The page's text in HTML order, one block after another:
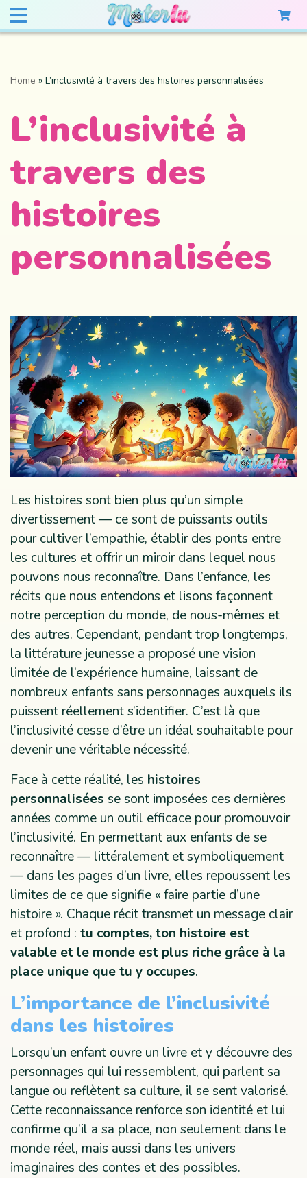
Home » L’inclusivité à travers des histoires personnalisées
L’inclusivité à
travers des
histoires
personnalisées
Les histoires sont bien plus qu’un simple
divertissement — ce sont de puissants outils
pour cultiver l’empathie, établir des ponts entre
les cultures et offrir un miroir dans lequel nous
pouvons nous reconnaître. Dans l’enfance, les
récits que nous entendons et lisons façonnent
notre perception du monde, de nous-mêmes et
des autres. Cependant, pendant trop longtemps,
la littérature jeunesse a proposé une vision
limitée de l’expérience humaine, laissant de
nombreux enfants sans personnages auxquels ils
puissent réellement s’identifier. C’est là que
l’inclusivité cesse d’être un idéal souhaitable pour
devenir une véritable nécessité.
Face à cette réalité, les histoires
personnalisées se sont imposées ces dernières
années comme un outil efficace pour promouvoir
l’inclusivité. En permettant aux enfants de se
reconnaître — littéralement et symboliquement
— dans les pages d’un livre, elles repoussent les
limites de ce que signifie « faire partie d’une
histoire ». Chaque récit transmet un message clair
et profond : tu comptes, ton histoire est
valable et le monde est plus riche grâce à la
place unique que tu y occupes.
L’importance de l’inclusivité
dans les histoires
Lorsqu’un enfant ouvre un livre et y découvre des
personnages qui lui ressemblent, qui parlent sa
langue ou reflètent sa culture, il se sent valorisé.
Cette reconnaissance renforce son identité et lui
confirme qu’il a sa place, non seulement dans le
monde réel, mais aussi dans les univers
imaginaires des contes et des possibles.